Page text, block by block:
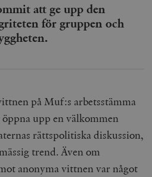
att ge upp den
för gruppen och
på Muf:s arbetsstämma
upp en välkommen
rättspolitiska diskussion,
trend. Även om
anonyma vittnen var något